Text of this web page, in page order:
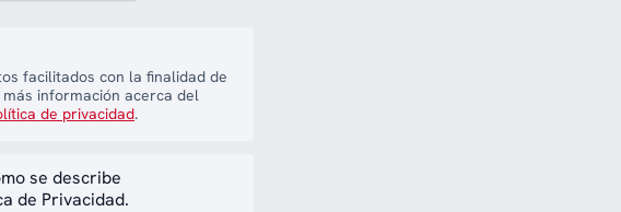
facilitados con la finalidad de
información acerca del
de privacidad.
se describe
de Privacidad.